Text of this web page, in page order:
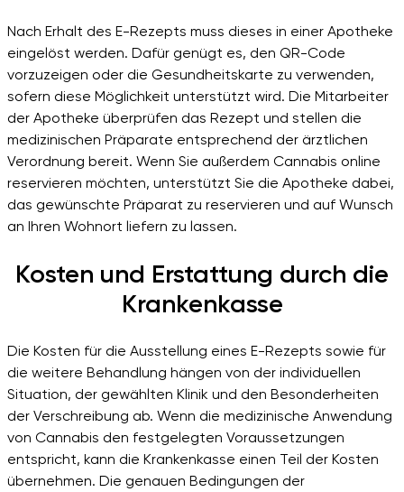
Nach Erhalt des E-Rezepts muss dieses in einer Apotheke
eingelöst werden. Dafür genügt es, den QR-Code
vorzuzeigen oder die Gesundheitskarte zu verwenden,
sofern diese Möglichkeit unterstützt wird. Die Mitarbeiter
der Apotheke überprüfen das Rezept und stellen die
medizinischen Präparate entsprechend der ärztlichen
Verordnung bereit. Wenn Sie außerdem Cannabis online
reservieren möchten, unterstützt Sie die Apotheke dabei,
das gewünschte Präparat zu reservieren und auf Wunsch
an Ihren Wohnort liefern zu lassen.
Kosten und Erstattung durch die
Krankenkasse
Die Kosten für die Ausstellung eines E-Rezepts sowie für
die weitere Behandlung hängen von der individuellen
Situation, der gewählten Klinik und den Besonderheiten
der Verschreibung ab. Wenn die medizinische Anwendung
von Cannabis den festgelegten Voraussetzungen
entspricht, kann die Krankenkasse einen Teil der Kosten
übernehmen. Die genauen Bedingungen der